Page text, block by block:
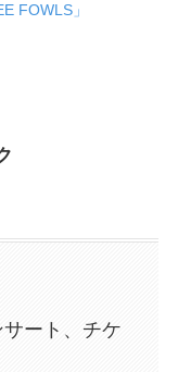
FOWLS」
サート、チケ